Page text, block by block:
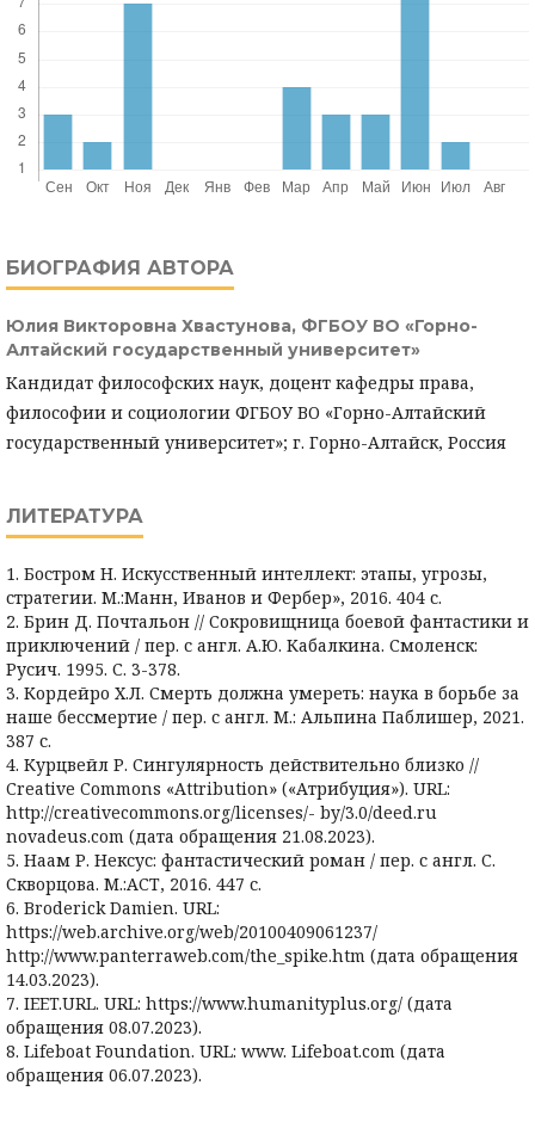
БИОГРАФИЯ АВТОРА
Юлия Викторовна Хвастунова, ФГБОУ ВО «Горно-
Алтайский государственный университет»
Кандидат философских наук, доцент кафедры права,
философии и социологии ФГБОУ ВО «Горно-Алтайский
государственный университет»; г. Горно-Алтайск, Россия
ЛИТЕРАТУРА
1. Бостром Н. Искусственный интеллект: этапы, угрозы,
стратегии. М.:Манн, Иванов и Фербер», 2016. 404 с.
2. Брин Д. Почтальон // Сокровищница боевой фантастики и
приключений / пер. с англ. А.Ю. Кабалкина. Смоленск:
Русич. 1995. С. 3-378.
3. Кордейро Х.Л. Смерть должна умереть: наука в борьбе за
наше бессмертие / пер. с англ. М.: Альпина Паблишер, 2021.
387 с.
4. Курцвейл Р. Сингулярность действительно близко //
Creative Commons «Attribution» («Атрибуция»). URL:
http://creativecommons.org/licenses/- by/3.0/deed.ru
novadeus.com (дата обращения 21.08.2023).
5. Наам Р. Нексус: фантастический роман / пер. с англ. С.
Скворцова. М.:АСТ, 2016. 447 с.
6. Broderick Damien. URL:
https://web.archive.org/web/20100409061237/
http://www.panterraweb.com/the_spike.htm (дата обращения
14.03.2023).
7. IEET.URL. URL: https://www.humanityplus.org/ (дата
обращения 08.07.2023).
8. Lifeboat Foundation. URL: www. Lifeboat.com (дата
обращения 06.07.2023).